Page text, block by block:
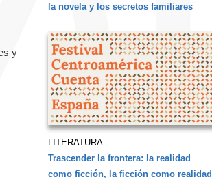
y
la novela y los secretos familiares
LITERATURA
Trascender la frontera: la realidad
como ficción, la ficción como realidad